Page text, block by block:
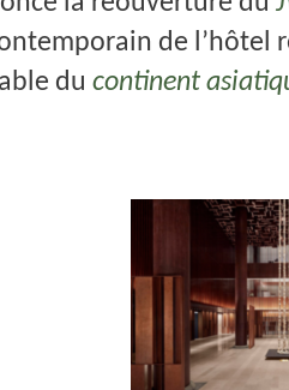
de l’hôtel
du continent